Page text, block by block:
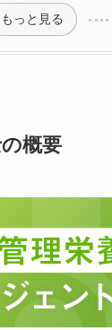
もっと見る
概要